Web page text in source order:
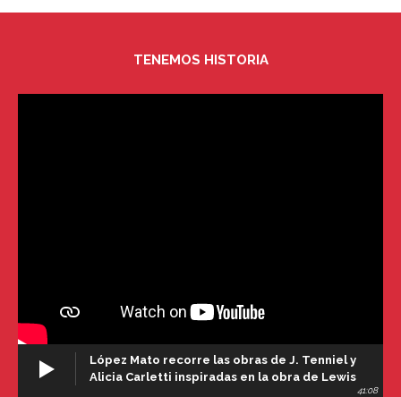
TENEMOS HISTORIA
López Mato recorre las obras de J. Tenniel y
Alicia Carletti inspiradas en la obra de Lewis
41:08